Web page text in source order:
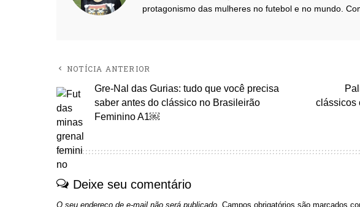
protagonismo das mulheres no futebol e no mundo.
NOTÍCIA ANTERIOR
Gre-Nal das Gurias: tudo que você precisa
saber antes do clássico no Brasileirão
Feminino A1￼
clássicos
Deixe seu comentário
O seu endereço de e-mail não será publicado. Campos obrigatórios são marcados